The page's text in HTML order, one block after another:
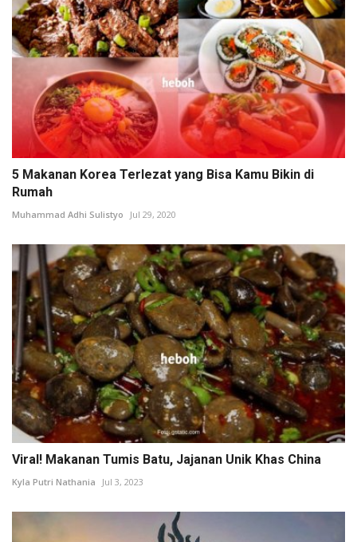
5 Makanan Korea Terlezat yang Bisa Kamu Bikin di
Rumah
Muhammad Adhi Sulistyo Jul 29, 2020
Viral! Makanan Tumis Batu, Jajanan Unik Khas China
Kyla Putri Nathania Jul 3, 2023